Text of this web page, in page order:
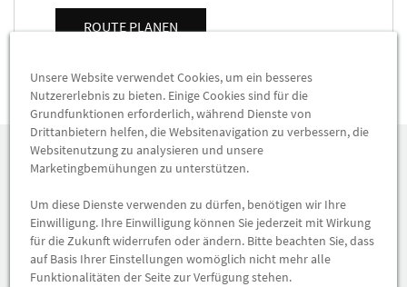
ROUTE PLANEN
Reparatur & Wartung
Das sind unsere Service-Leistungen für
Sie
Unsere Website verwendet Cookies, um ein besseres
Nutzererlebnis zu bieten. Einige Cookies sind für die
Grundfunktionen erforderlich, während Dienste von
Drittanbietern helfen, die Websitenavigation zu verbessern, die
Websitenutzung zu analysieren und unsere
Marketingbemühungen zu unterstützen.
Um diese Dienste verwenden zu dürfen, benötigen wir Ihre
Einwilligung. Ihre Einwilligung können Sie jederzeit mit Wirkung
für die Zukunft widerrufen oder ändern. Bitte beachten Sie, dass
auf Basis Ihrer Einstellungen womöglich nicht mehr alle
Funktionalitäten der Seite zur Verfügung stehen.